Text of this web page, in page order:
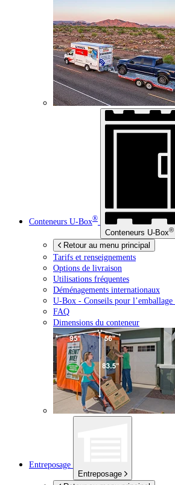
Conteneurs U-Box®
Conteneurs U-Box®
Retour au menu principal
Tarifs et renseignements
Options de livraison
Utilisations fréquentes
Déménagements internationaux
U-Box - Conseils pour
FAQ
Dimensions du conteneur
Entreposage
Entreposage